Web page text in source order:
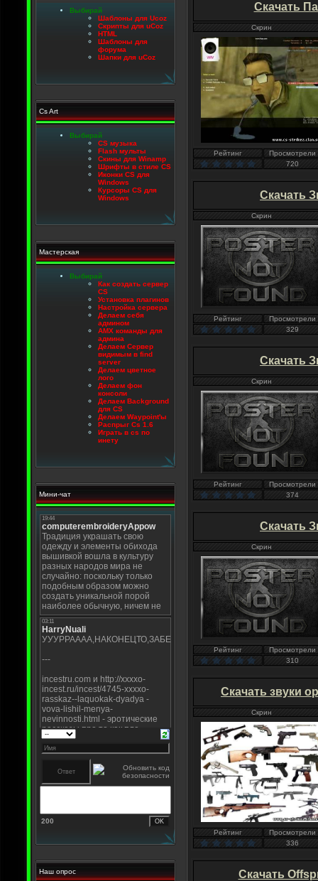
Выбирай
Шаблоны для Ucoz
Скрипты для uCoz
HTML
Шаблоны для
форума
Шапки для uCoz
Cs Art
Выбирай
CS музыка
Flash мульты
Скины для Winamp
Шрифты в стиле CS
Иконки CS для
Windows
Курсоры CS для
Windows
Мастерская
Выбирай
Как создать сервер
CS
Установка плагинов
Настройка сервера
Делаем себя
админом
AMX команды для
админа
Делаем Сервер
видимым в find
server
Делаем цветное
лого
Делаем фон
консоли
Делаем Background
для CS
Делаем Waypoint'ы
Распрыг Cs 1.6
Играть в cs по
инету
Мини-чат
200
Наш опрос
Скачать
Скрин
Рейтинг
Просмотрели
720
Скачать
Скрин
Рейтинг
Просмотрели
329
Скачать
Скрин
Рейтинг
Просмотрели
374
Скачать
Скрин
Рейтинг
Просмотрели
310
Скачать звуки
Скрин
Рейтинг
Просмотрели
336
Скачать